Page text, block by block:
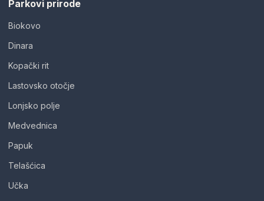
Parkovi prirode
Biokovo
Dinara
Kopački rit
Lastovsko otočje
Lonjsko polje
Medvednica
Papuk
Telašćica
Učka